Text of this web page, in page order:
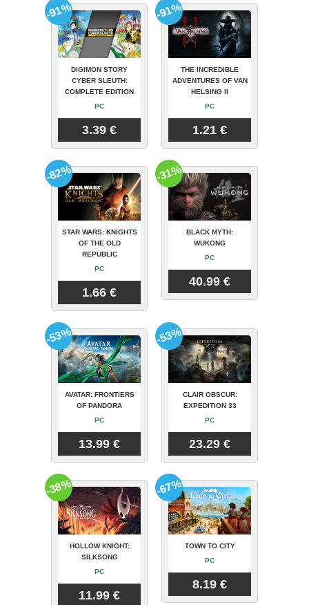
DIGIMON STORY
CYBER SLEUTH:
COMPLETE EDITION
PC
3.39 €
-91%
THE INCREDIBLE
ADVENTURES OF VAN
HELSING II
PC
1.21 €
-91%
STAR WARS: KNIGHTS
OF THE OLD
REPUBLIC
PC
1.66 €
-82%
BLACK MYTH:
WUKONG
PC
40.99 €
-31%
AVATAR: FRONTIERS
OF PANDORA
PC
13.99 €
-53%
CLAIR OBSCUR:
EXPEDITION 33
PC
23.29 €
-53%
HOLLOW KNIGHT:
SILKSONG
PC
11.99 €
-38%
TOWN TO CITY
PC
8.19 €
-67%